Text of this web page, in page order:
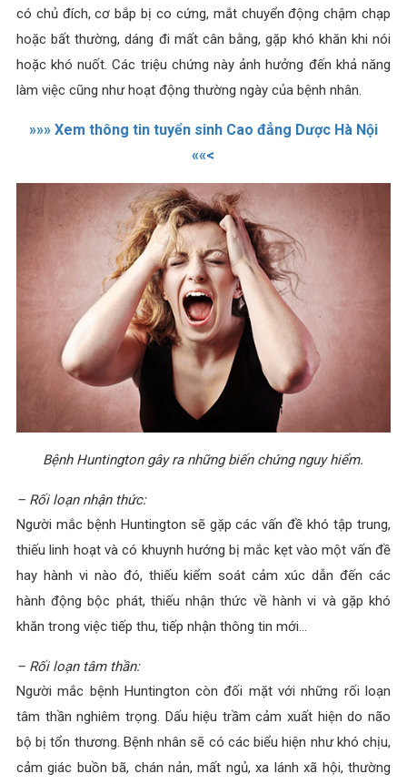
có chủ đích, cơ bắp bị co cứng, mắt chuyển động chậm chạp
hoặc bất thường, dáng đi mất cân bằng, gặp khó khăn khi nói
hoặc khó nuốt. Các triệu chứng này ảnh hưởng đến khả năng
làm việc cũng như hoạt động thường ngày của bệnh nhân.
»»» Xem thông tin tuyển sinh Cao đẳng Dược Hà Nội
««<
Bệnh Huntington gây ra những biến chứng nguy hiểm.
– Rối loạn nhận thức:
Người mắc bệnh Huntington sẽ gặp các vấn đề khó tập trung,
thiếu linh hoạt và có khuynh hướng bị mắc kẹt vào một vấn đề
hay hành vi nào đó, thiếu kiểm soát cảm xúc dẫn đến các
hành động bộc phát, thiếu nhận thức về hành vi và gặp khó
khăn trong việc tiếp thu, tiếp nhận thông tin mới…
– Rối loạn tâm thần:
Người mắc bệnh Huntington còn đối mặt với những rối loạn
tâm thần nghiêm trọng. Dấu hiệu trầm cảm xuất hiện do não
bộ bị tổn thương. Bệnh nhân sẽ có các biểu hiện như khó chịu,
cảm giác buồn bã, chán nản, mất ngủ, xa lánh xã hội, thường